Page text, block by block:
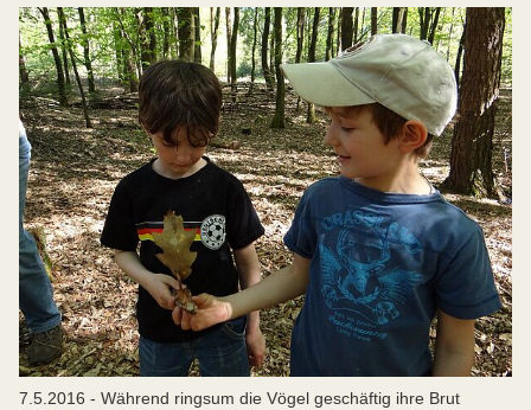
7.5.2016 - Während ringsum die Vögel geschäftig ihre Brut